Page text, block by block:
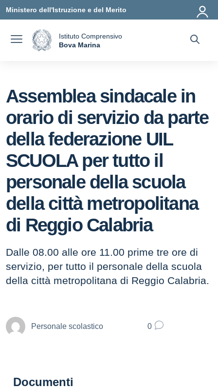
Ministero dell'Istruzione e del Merito
Istituto Comprensivo
Bova Marina
Assemblea sindacale in
orario di servizio da parte
della federazione UIL
SCUOLA per tutto il
personale della scuola
della città metropolitana
di Reggio Calabria
Dalle 08.00 alle ore 11.00 prime tre ore di
servizio, per tutto il personale della scuola
della città metropolitana di Reggio Calabria.
Personale scolastico 0
Documenti